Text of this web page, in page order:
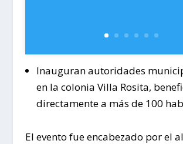
Inauguran autoridades
en la colonia Villa Rosita,
directamente a más de 100
El evento fue encabezado por el